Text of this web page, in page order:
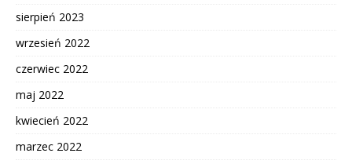
sierpień 2023
wrzesień 2022
czerwiec 2022
maj 2022
kwiecień 2022
marzec 2022